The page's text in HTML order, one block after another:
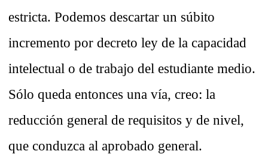
estricta. Podemos descartar un súbito
incremento por decreto ley de la capacidad
intelectual o de trabajo del estudiante medio.
Sólo queda entonces una vía, creo: la
reducción general de requisitos y de nivel,
que conduzca al aprobado general.